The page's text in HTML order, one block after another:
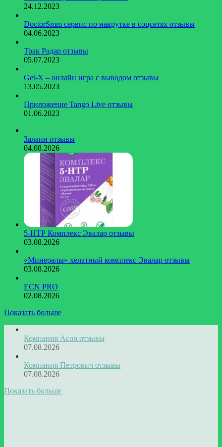
24.12.2023
DoctorSmm сервис по накрутке в соцсетях отзывы
04.06.2023
Трак Радар отзывы
05.07.2023
Get-X – онлайн игра с выводом отзывы
13.05.2023
Приложение Tango Live отзывы
01.06.2023
Залаин отзывы
04.08.2026
5-НТР Комплекс Эвалар отзывы
03.08.2026
«Минералы» хелатный комплекс Эвалар отзывы
03.08.2026
ECN PRO
02.08.2026
Показать больше
Компания Acon отзывы
07.08.2026
Компания Петрович отзывы
07.08.2026
Показать больше